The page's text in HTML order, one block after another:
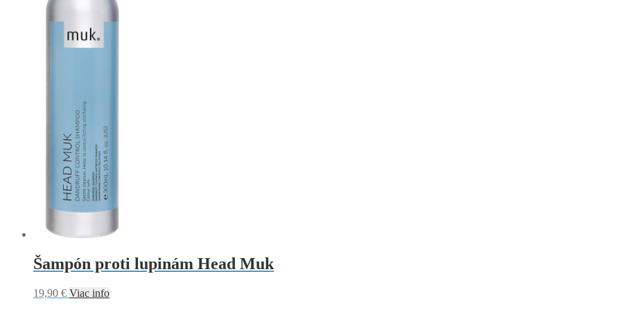
Šampón proti lupinám Head Muk
19,90 € Viac info